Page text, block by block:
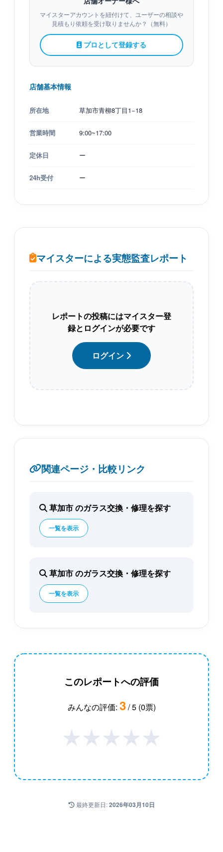
マイスターアカウントを紐付けて、ユーザーの相談や
見積もり依頼を受け取りませんか？（無料）
プロとして登録する
店舗基本情報
所在地 草加市青柳8丁目1−18
営業時間 9:00~17:00
定休日 ー
24h受付 ー
マイスターによる実態監査レポート
レポートの投稿にはマイスター登
録とログインが必要です
ログイン
関連ページ・比較リンク
草加市 のガラス交換・修理を探す
一覧を表示
草加市 のガラス交換・修理を探す
一覧を表示
このレポートへの評価
みんなの評価: 3/ 5 (0票)
★★★★★
最終更新日:2026年03月10日